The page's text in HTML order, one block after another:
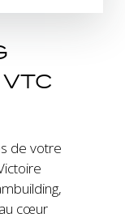
de votre
cœur